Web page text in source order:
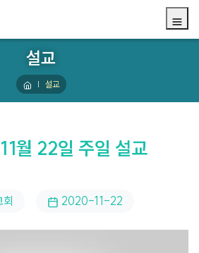
설교
설교
월 22일 주일 설교
회 2020-11-22